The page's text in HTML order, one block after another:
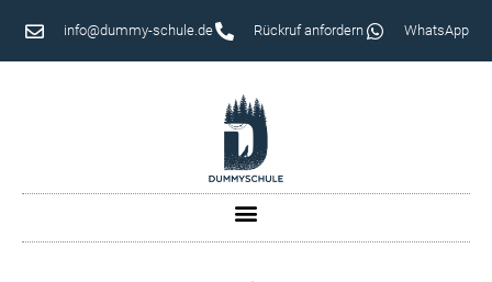
info@dummy-schule.de Rückruf anfordern WhatsApp